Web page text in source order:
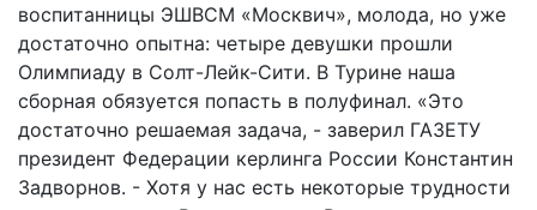
воспитанницы ЭШВСМ «Москвич», молода, но уже
достаточно опытна: четыре девушки прошли
Олимпиаду в Солт-Лейк-Сити. В Турине наша
сборная обязуется попасть в полуфинал. «Это
достаточно решаемая задача, - заверил ГАЗЕТУ
президент Федерации керлинга России Константин
Задворнов. - Хотя у нас есть некоторые трудности